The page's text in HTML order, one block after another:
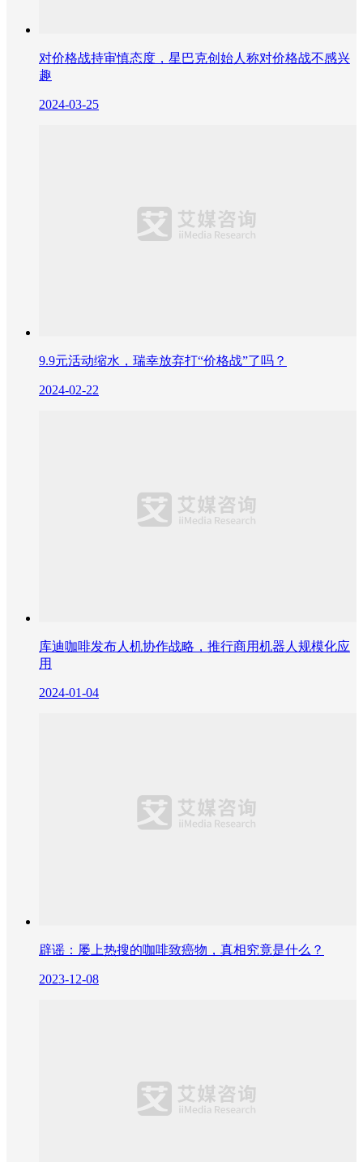
对价格战持审慎态度，星巴克创始人称对价格战不感兴
趣
2024-03-25
9.9元活动缩水，瑞幸放弃打“价格战”了吗？
2024-02-22
库迪咖啡发布人机协作战略，推行商用机器人规模化应
用
2024-01-04
辟谣：屡上热搜的咖啡致癌物，真相究竟是什么？
2023-12-08